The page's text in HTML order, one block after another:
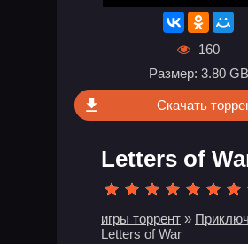
160
Размер: 3.80 GB
Скачать
Letters of
игры торрент »
Letters of War